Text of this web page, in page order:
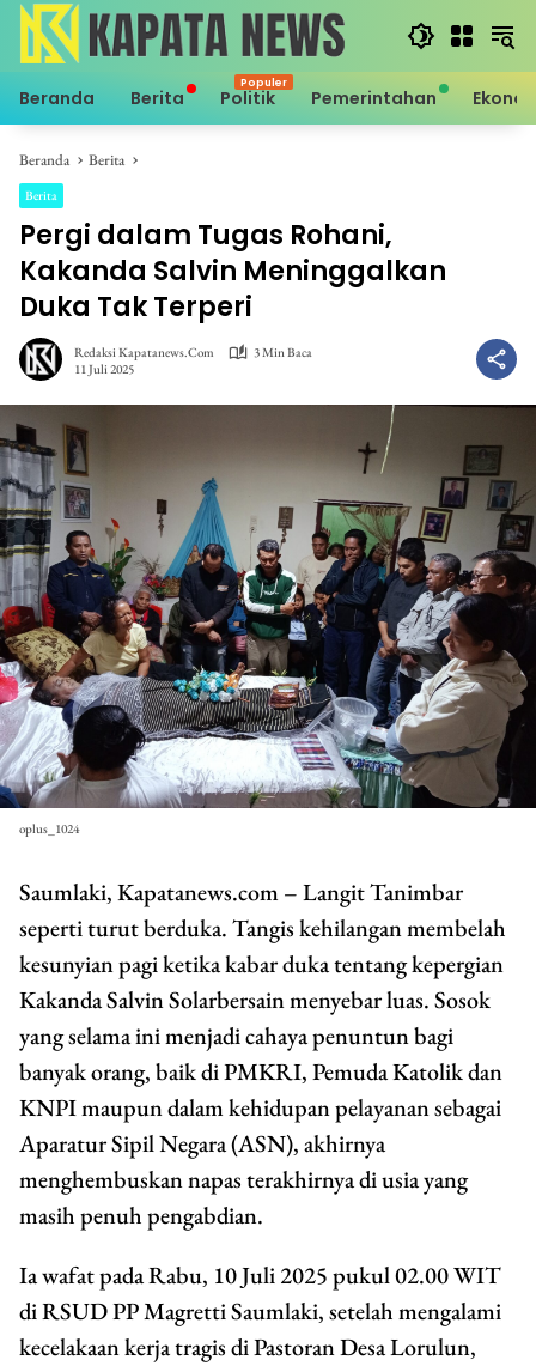
Langsung
konten
Beranda Berita Politik Pemerintahan
Beranda Berita
Berita
Pergi dalam Tugas Rohani,
Kakanda Salvin Meninggalkan
Duka Tak Terperi
Redaksi Kapatanews.com
3 Min Baca
11 Juli 2025
oplus_1024
Saumlaki, Kapatanews.com – Langit Tanimbar
seperti turut berduka. Tangis kehilangan membelah
kesunyian pagi ketika kabar duka tentang kepergian
Kakanda Salvin Solarbersain menyebar luas. Sosok
yang selama ini menjadi cahaya penuntun bagi
banyak orang, baik di PMKRI, Pemuda Katolik dan
KNPI maupun dalam kehidupan pelayanan sebagai
Aparatur Sipil Negara (ASN), akhirnya
menghembuskan napas terakhirnya di usia yang
masih penuh pengabdian.
Ia wafat pada Rabu, 10 Juli 2025 pukul 02.00 WIT
di RSUD PP Magretti Saumlaki, setelah mengalami
kecelakaan kerja tragis di Pastoran Desa Lorulun,